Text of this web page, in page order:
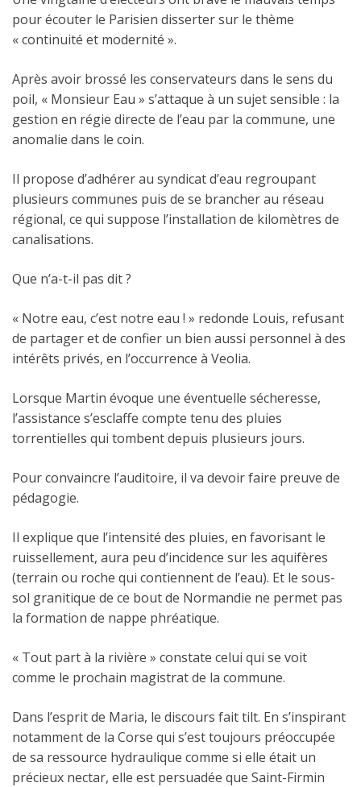
pour écouter le Parisien disserter sur le thème
« continuité et modernité ».
Après avoir brossé les conservateurs dans le sens du
poil, « Monsieur Eau » s’attaque à un sujet sensible : la
gestion en régie directe de l’eau par la commune, une
anomalie dans le coin.
Il propose d’adhérer au syndicat d’eau regroupant
plusieurs communes puis de se brancher au réseau
régional, ce qui suppose l’installation de kilomètres de
canalisations.
Que n’a-t-il pas dit ?
« Notre eau, c’est notre eau ! » redonde Louis, refusant
de partager et de confier un bien aussi personnel à des
intérêts privés, en l’occurrence à Veolia.
Lorsque Martin évoque une éventuelle sécheresse,
l’assistance s’esclaffe compte tenu des pluies
torrentielles qui tombent depuis plusieurs jours.
Pour convaincre l’auditoire, il va devoir faire preuve de
pédagogie.
Il explique que l’intensité des pluies, en favorisant le
ruissellement, aura peu d’incidence sur les aquifères
(terrain ou roche qui contiennent de l’eau). Et le sous-
sol granitique de ce bout de Normandie ne permet pas
la formation de nappe phréatique.
« Tout part à la rivière » constate celui qui se voit
comme le prochain magistrat de la commune.
Dans l’esprit de Maria, le discours fait tilt. En s’inspirant
notamment de la Corse qui s’est toujours préoccupée
de sa ressource hydraulique comme si elle était un
précieux nectar, elle est persuadée que Saint-Firmin